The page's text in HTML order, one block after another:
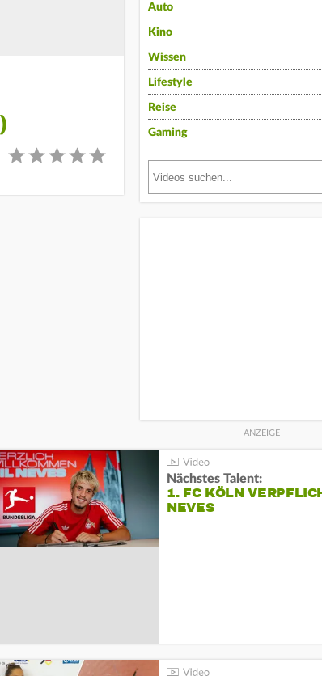
Auto
Kino
Wissen
Lifestyle
Reise
Gaming
Nächstes Talent:
1. FC KÖLN
NEVES